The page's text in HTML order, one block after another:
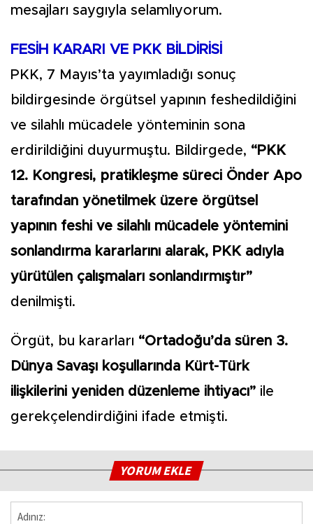
mesajları saygıyla selamlıyorum.
FESİH KARARI VE PKK BİLDİRİSİ
PKK, 7 Mayıs’ta yayımladığı sonuç
bildirgesinde örgütsel yapının feshedildiğini
ve silahlı mücadele yönteminin sona
erdirildiğini duyurmuştu. Bildirgede, “PKK
12. Kongresi, pratikleşme süreci Önder Apo
tarafından yönetilmek üzere örgütsel
yapının feshi ve silahlı mücadele yöntemini
sonlandırma kararlarını alarak, PKK adıyla
yürütülen çalışmaları sonlandırmıştır”
denilmişti.
Örgüt, bu kararları “Ortadoğu’da süren 3.
Dünya Savaşı koşullarında Kürt-Türk
ilişkilerini yeniden düzenleme ihtiyacı” ile
gerekçelendirdiğini ifade etmişti.
YORUM EKLE